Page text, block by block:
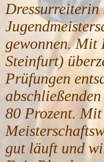
Dressurreiterin
gewonnen.
Steinfurt)
Prüfungen
80 Prozent.
gut läuft und